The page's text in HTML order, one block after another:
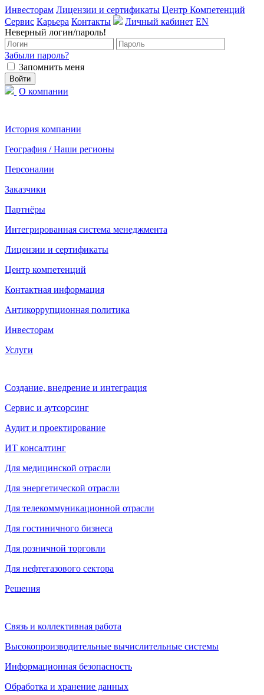
Инвесторам Лицензии и сертификаты Центр Компетенций
Сервис Карьера Контакты Личный кабинет EN
Неверный логин/пароль!
Забыли пароль?
Запомнить меня
О компании
История компании
География / Наши регионы
Персоналии
Заказчики
Партнёры
Интегрированная система менеджмента
Лицензии и сертификаты
Центр компетенций
Контактная информация
Антикоррупционная политика
Инвесторам
Услуги
Создание, внедрение и интеграция
Сервис и аутсорсинг
Аудит и проектирование
ИТ консалтинг
Для медицинской отрасли
Для энергетической отрасли
Для телекоммуникационной отрасли
Для гостиничного бизнеса
Для розничной торговли
Для нефтегазового сектора
Решения
Связь и коллективная работа
Высокопроизводительные вычислительные системы
Информационная безопасность
Обработка и хранение данных